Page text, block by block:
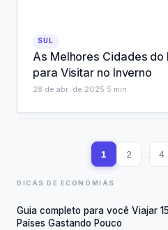
SUL
As Melhores Cidades do
para Visitar no Inverno
28 de abr. de 2025 5 min
1 2 … 4
DICAS DE ECONOMIAS
Guia completo para você Viajar
Países Gastando Pouco